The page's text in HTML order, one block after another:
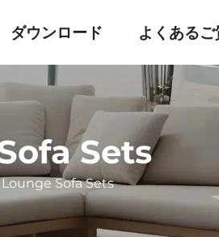
ダウンロード よくあるご
Sets
Lounge Sofa Sets